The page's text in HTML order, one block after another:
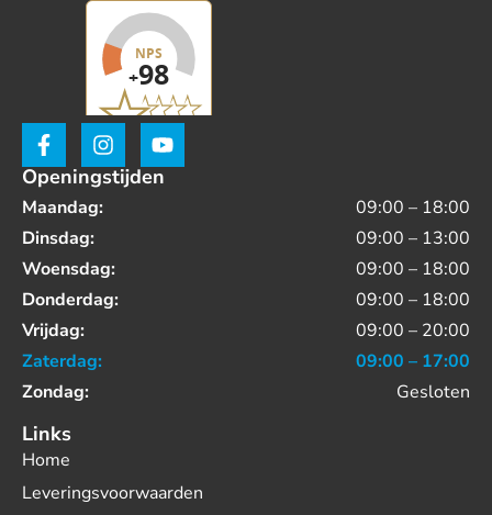
Openingstijden
Maandag:
09:00 – 18:00
Dinsdag:
09:00 – 13:00
Woensdag:
09:00 – 18:00
Donderdag:
09:00 – 18:00
Vrijdag:
09:00 – 20:00
Zaterdag:
09:00 – 17:00
Zondag:
Gesloten
Links
Home
Leveringsvoorwaarden